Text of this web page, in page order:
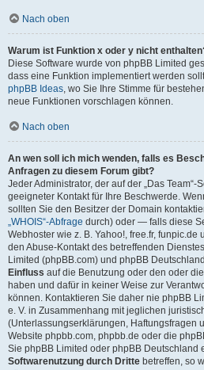
Nach oben
Warum ist Funktion x oder y nicht
Diese Software wurde von phpBB Limited
dass eine Funktion implementiert werden
phpBB Ideas, wo Sie Ihre Stimme für
neue Funktionen vorschlagen können.
Nach oben
An wen soll ich mich wenden, falls es
Anfragen zu diesem Forum gibt?
Jeder Administrator, der auf der „Das Team“-
geeigneter Kontakt für Ihre Beschwerde.
sollten Sie den Besitzer der Domain
„WHOIS“-Abfrage durch) oder — falls diese
Webhoster wie z. B. Yahoo!, free.fr,
den Abuse-Kontakt des betreffenden
Limited (phpBB.com) und phpBB
Einfluss auf die Benutzung oder den oder
haben und dafür in keiner Weise zur
können. Kontaktieren Sie daher nie phpBB
e. V. in Zusammenhang mit jeglichen
(Unterlassungserklärungen, Haftungsfragen
Website phpbb.com, phpbb.de oder die
Sie phpBB Limited oder phpBB Deutschland
Softwarenutzung durch Dritte betreffen, so